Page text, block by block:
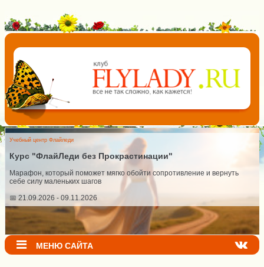
Учебный центр Флайледи
Курс "ФлайЛеди без Прокрастинации"
Марафон, который поможет мягко обойти сопротивление и вернуть
себе силу маленьких шагов
📅 21.09.2026 - 09.11.2026
МЕНЮ САЙТА